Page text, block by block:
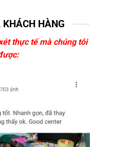
HÀNG
thực tế mà chúng tôi